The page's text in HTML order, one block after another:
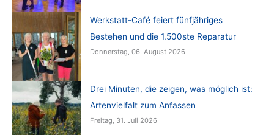
Werkstatt-Café feiert fünfjähriges
Bestehen und die 1.500ste Reparatur
Donnerstag, 06. August 2026
Drei Minuten, die zeigen, was möglich ist:
Artenvielfalt zum Anfassen
Freitag, 31. Juli 2026